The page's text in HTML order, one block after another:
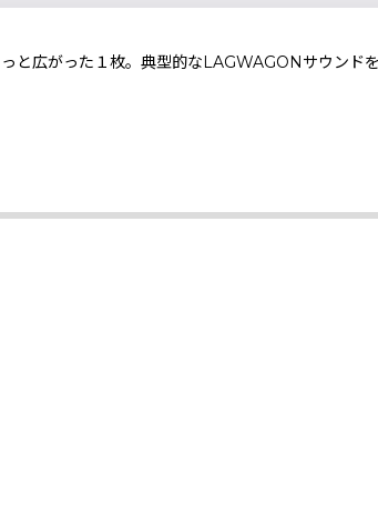
広がった１枚。典型的なLAGWAGONサウンド